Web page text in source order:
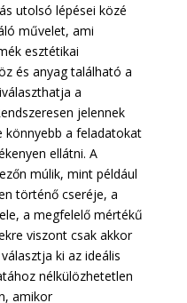
utolsó lépései közé
művelet, ami
esztétikai
és anyag található a
a
jelennek
könnyebb a feladatokat
ellátni. A
múlik, mint például
történő cseréje, a
a megfelelő mértékű
viszont csak akkor
ki az ideális
nélkülözhetetlen
amikor